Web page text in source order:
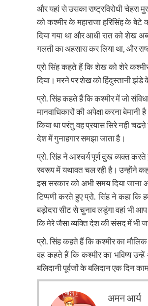
और यहां से उसका राष्ट्रविरोधी
को कश्मीर के महाराजा हरिसिंह के
दिया गया था और आधी रात को शेख
गलती का अहसास कर लिया था, और
प्रो सिंह कहते हैं कि शेख को शेरे
दिया। मरने पर शेख को हिंदुस्तानी झंडे
प्रो. सिंह कहते हैं कि कश्मीर में जो
मानवाधिकारों की अपेक्षा करना
किया था परंतु वह प्रयास सिरे नही
देश में गुनाहगार समझा जाता है।
प्रो. सिंह ने आश्चर्य पूर्ण दुख व्यक्त
स्वरूप में यथावत चल रही है। उन्होंने
इस सरकार को अभी समय दिया
टिप्पणी करते हुए प्रो. सिंह ने कहा कि
बड़ोदरा सीट से चुनाव लडूंगा वहां भी
कि मेरे जैसा व्यक्ति देश की संसद में भी
प्रो. सिंह कहते हैं कि कश्मीर का
वह कहते हैं कि कश्मीर का भविष्य उन्हें
बलिदानी पूर्वजों के बलिदान एक दिन
अमन आर्य